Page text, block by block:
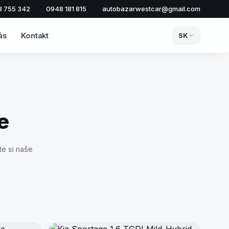
755 342 · 0948 181 815 · autobazarwestcar@gmail.com
Kontakt SK
si naše